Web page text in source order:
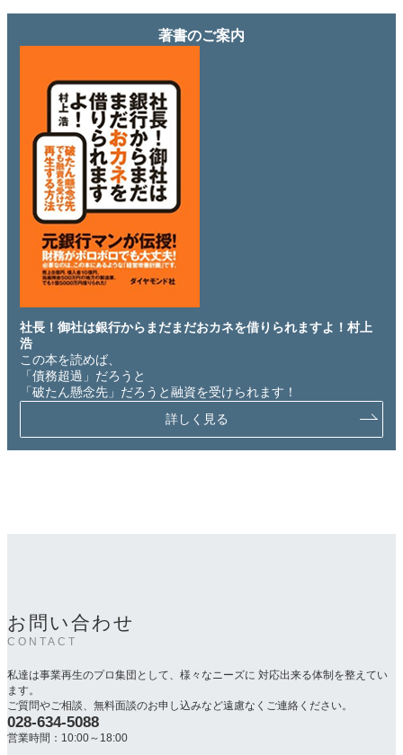
著書のご案内
社長！御社は銀行からまだまだおカネを借りられますよ！村上
浩
この本を読めば、
「債務超過」だろうと
「破たん懸念先」だろうと融資を受けられます！
詳しく見る
お問い合わせ
CONTACT
私達は事業再生のプロ集団として、様々なニーズに 対応出来る体制を整えてい
ます。
ご質問やご相談、無料面談のお申し込みなど遠慮なくご連絡ください。
カ
ラ
028-634-5088
営業時間：10:00～18:00